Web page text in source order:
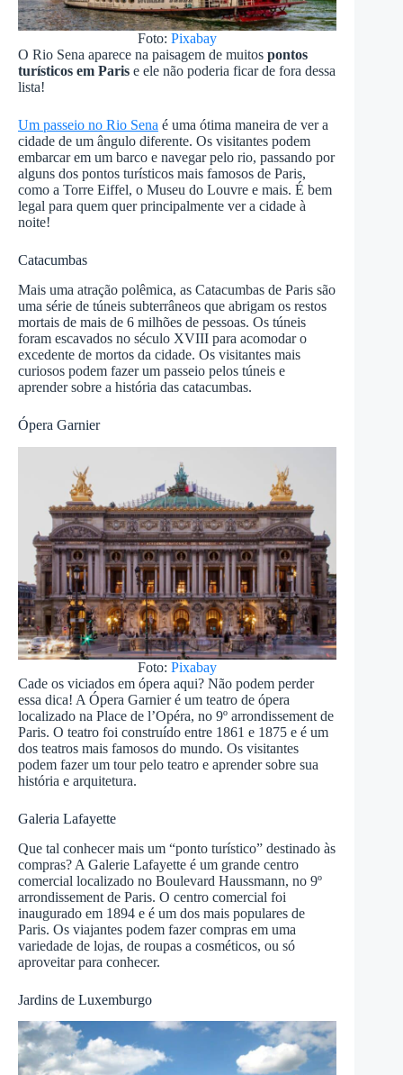
Foto:Pixabay
O Rio Sena aparece na paisagem de muitos pontos
turísticos em Paris e ele não poderia ficar de fora dessa
lista!
Um passeio no Rio Sena é uma ótima maneira de ver a
cidade de um ângulo diferente. Os visitantes podem
embarcar em um barco e navegar pelo rio, passando por
alguns dos pontos turísticos mais famosos de Paris,
como a Torre Eiffel, o Museu do Louvre e mais. É bem
legal para quem quer principalmente ver a cidade à
noite!
Catacumbas
Mais uma atração polêmica, as Catacumbas de Paris são
uma série de túneis subterrâneos que abrigam os restos
mortais de mais de 6 milhões de pessoas. Os túneis
foram escavados no século XVIII para acomodar o
excedente de mortos da cidade. Os visitantes mais
curiosos podem fazer um passeio pelos túneis e
aprender sobre a história das catacumbas.
Ópera Garnier
Foto:Pixabay
Cade os viciados em ópera aqui? Não podem perder
essa dica! A Ópera Garnier é um teatro de ópera
localizado na Place de l’Opéra, no 9º arrondissement de
Paris. O teatro foi construído entre 1861 e 1875 e é um
dos teatros mais famosos do mundo. Os visitantes
podem fazer um tour pelo teatro e aprender sobre sua
história e arquitetura.
Galeria Lafayette
Que tal conhecer mais um “ponto turístico” destinado às
compras? A Galerie Lafayette é um grande centro
comercial localizado no Boulevard Haussmann, no 9º
arrondissement de Paris. O centro comercial foi
inaugurado em 1894 e é um dos mais populares de
Paris. Os viajantes podem fazer compras em uma
variedade de lojas, de roupas a cosméticos, ou só
aproveitar para conhecer.
Jardins de Luxemburgo